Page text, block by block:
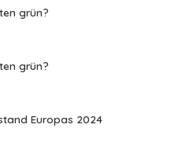
grün?
grün?
Europas 2024